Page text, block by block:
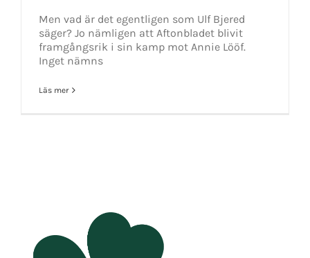
Men vad är det egentligen som Ulf Bjered
säger? Jo nämligen att Aftonbladet blivit
framgångsrik i sin kamp mot Annie Lööf.
Inget nämns
Läs mer